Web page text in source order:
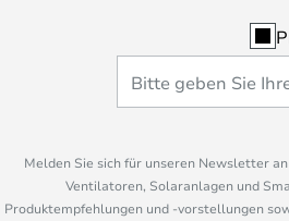
Melden Sie sich für unseren Newsletter
Ventilatoren, Solaranlagen und
Produktempfehlungen und -vorstellungen